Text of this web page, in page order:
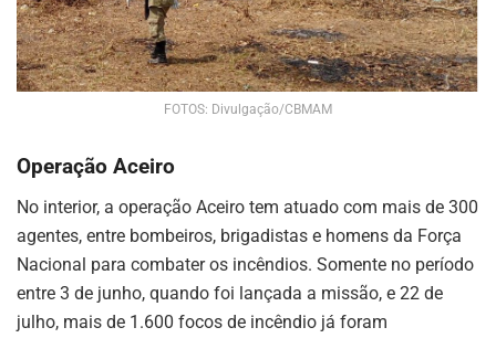
FOTOS: Divulgação/CBMAM
Operação Aceiro
No interior, a operação Aceiro tem atuado com mais de 300
agentes, entre bombeiros, brigadistas e homens da Força
Nacional para combater os incêndios. Somente no período
entre 3 de junho, quando foi lançada a missão, e 22 de
julho, mais de 1.600 focos de incêndio já foram